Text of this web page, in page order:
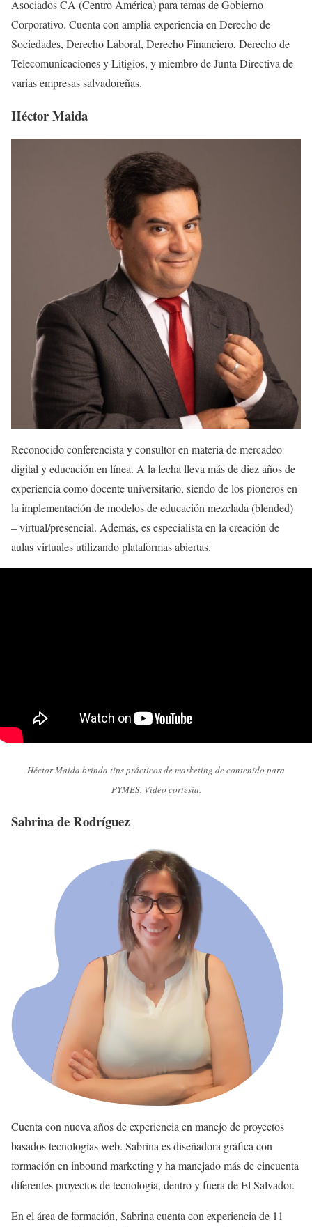
Asociados CA (Centro América) para temas de Gobierno
Corporativo. Cuenta con amplia experiencia en Derecho de
Sociedades, Derecho Laboral, Derecho Financiero, Derecho de
Telecomunicaciones y Litigios, y miembro de Junta Directiva de
varias empresas salvadoreñas.
Héctor Maida
Reconocido conferencista y consultor en materia de mercadeo
digital y educación en línea. A la fecha lleva más de diez años de
experiencia como docente universitario, siendo de los pioneros en
la implementación de modelos de educación mezclada (blended)
– virtual/presencial. Además, es especialista en la creación de
aulas virtuales utilizando plataformas abiertas.
Héctor Maida brinda tips prácticos de marketing de contenido para
PYMES. Vídeo cortesía.
Sabrina de Rodríguez
Cuenta con nueva años de experiencia en manejo de proyectos
basados tecnologías web. Sabrina es diseñadora gráfica con
formación en inbound marketing y ha manejado más de cincuenta
diferentes proyectos de tecnología, dentro y fuera de El Salvador.
En el área de formación, Sabrina cuenta con experiencia de 11